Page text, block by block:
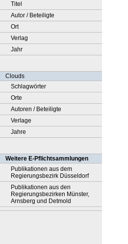
Titel
Autor / Beteiligte
Ort
Verlag
Jahr
Clouds
Schlagwörter
Orte
Autoren / Beteiligte
Verlage
Jahre
Weitere E-Pflichtsammlungen
Publikationen aus dem
Regierungsbezirk Düsseldorf
Publikationen aus den
Regierungsbezirken Münster,
Arnsberg und Detmold